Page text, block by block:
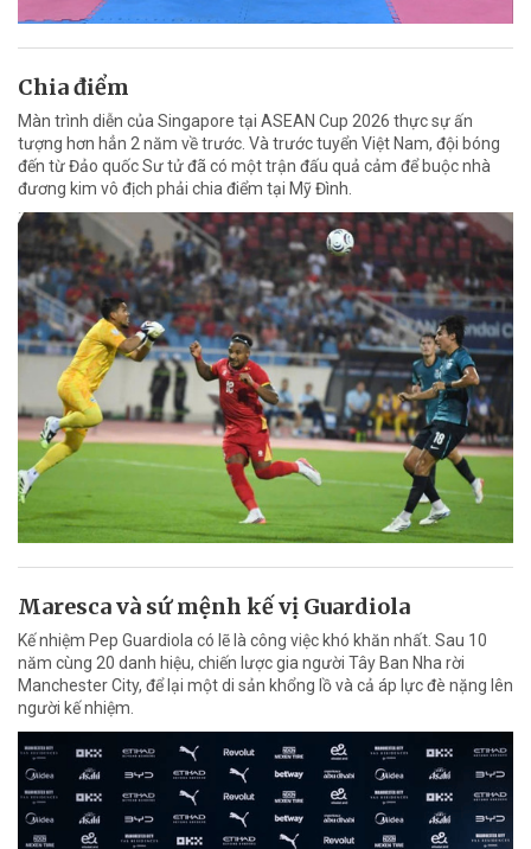
Chia điểm
Màn trình diễn của Singapore tại ASEAN Cup 2026 thực sự ấn
tượng hơn hẳn 2 năm về trước. Và trước tuyển Việt Nam, đội bóng
đến từ Đảo quốc Sư tử đã có một trận đấu quả cảm để buộc nhà
đương kim vô địch phải chia điểm tại Mỹ Đình.
Maresca và sứ mệnh kế vị Guardiola
Kế nhiệm Pep Guardiola có lẽ là công việc khó khăn nhất. Sau 10
năm cùng 20 danh hiệu, chiến lược gia người Tây Ban Nha rời
Manchester City, để lại một di sản khổng lồ và cả áp lực đè nặng lên
người kế nhiệm.